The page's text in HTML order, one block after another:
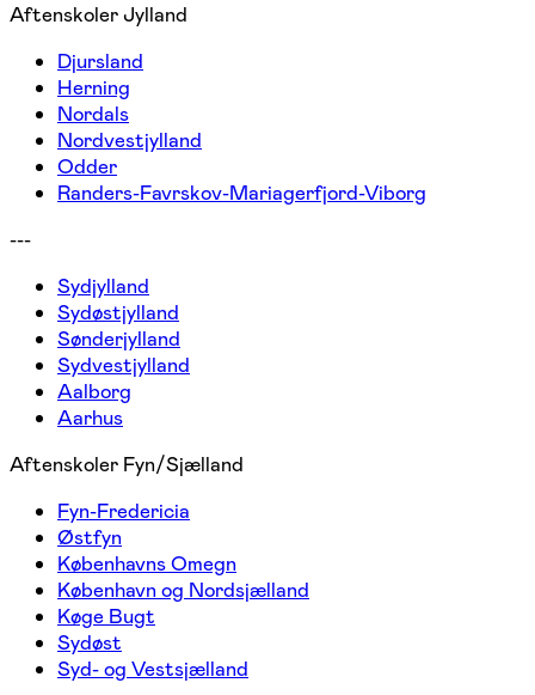
Aftenskoler Jylland
Djursland
Herning
Nordals
Nordvestjylland
Odder
Randers-Favrskov-Mariagerfjord-Viborg
---
Sydjylland
Sydøstjylland
Sønderjylland
Sydvestjylland
Aalborg
Aarhus
Aftenskoler Fyn/Sjælland
Fyn-Fredericia
Østfyn
Københavns Omegn
København og Nordsjælland
Køge Bugt
Sydøst
Syd- og Vestsjælland